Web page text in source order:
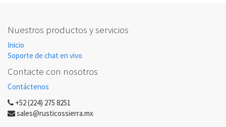
Nuestros productos y servicios
Inicio
Soporte de chat en vivo
Contacte con nosotros
Contáctenos
+52 (224) 275 8251
sales@rusticossierra.mx